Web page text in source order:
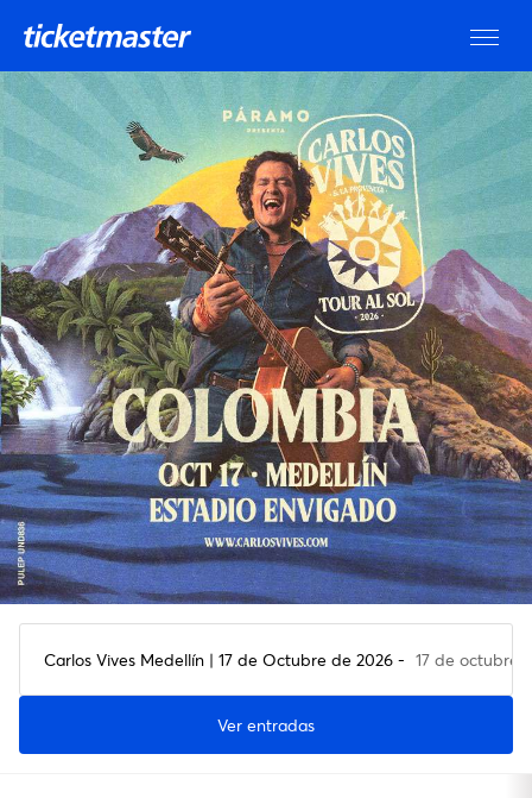
Carlos Vives Medellín | 17 de Octubre de 2026 - 17 de octubre
Ver entradas